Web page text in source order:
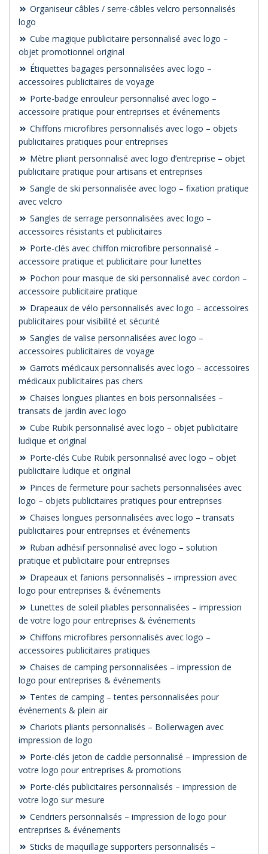
Organiseur câbles / serre-câbles velcro personnalisés
logo
Cube magique publicitaire personnalisé avec logo –
objet promotionnel original
Étiquettes bagages personnalisées avec logo –
accessoires publicitaires de voyage
Porte-badge enrouleur personnalisé avec logo –
accessoire pratique pour entreprises et événements
Chiffons microfibres personnalisés avec logo – objets
publicitaires pratiques pour entreprises
Mètre pliant personnalisé avec logo d’entreprise – objet
publicitaire pratique pour artisans et entreprises
Sangle de ski personnalisée avec logo – fixation pratique
avec velcro
Sangles de serrage personnalisées avec logo –
accessoires résistants et publicitaires
Porte-clés avec chiffon microfibre personnalisé –
accessoire pratique et publicitaire pour lunettes
Pochon pour masque de ski personnalisé avec cordon –
accessoire publicitaire pratique
Drapeaux de vélo personnalisés avec logo – accessoires
publicitaires pour visibilité et sécurité
Sangles de valise personnalisées avec logo –
accessoires publicitaires de voyage
Garrots médicaux personnalisés avec logo – accessoires
médicaux publicitaires pas chers
Chaises longues pliantes en bois personnalisées –
transats de jardin avec logo
Cube Rubik personnalisé avec logo – objet publicitaire
ludique et original
Porte-clés Cube Rubik personnalisé avec logo – objet
publicitaire ludique et original
Pinces de fermeture pour sachets personnalisées avec
logo – objets publicitaires pratiques pour entreprises
Chaises longues personnalisées avec logo – transats
publicitaires pour entreprises et événements
Ruban adhésif personnalisé avec logo – solution
pratique et publicitaire pour entreprises
Drapeaux et fanions personnalisés – impression avec
logo pour entreprises & événements
Lunettes de soleil pliables personnalisées – impression
de votre logo pour entreprises & événements
Chiffons microfibres personnalisés avec logo –
accessoires publicitaires pratiques
Chaises de camping personnalisées – impression de
logo pour entreprises & événements
Tentes de camping – tentes personnalisées pour
événements & plein air
Chariots pliants personnalisés – Bollerwagen avec
impression de logo
Porte-clés jeton de caddie personnalisé – impression de
votre logo pour entreprises & promotions
Porte-clés publicitaires personnalisés – impression de
votre logo sur mesure
Cendriers personnalisés – impression de logo pour
entreprises & événements
Sticks de maquillage supporters personnalisés –